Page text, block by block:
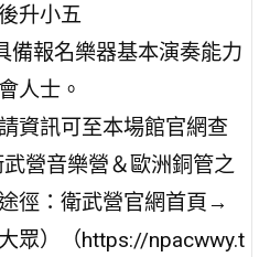
升小五
備報名樂器基本演奏能力
人士。
資訊可至本場館官網查
營音樂營＆歐洲銅管之
徑：衛武營官網首頁→
眾）（https://npacwwy.t